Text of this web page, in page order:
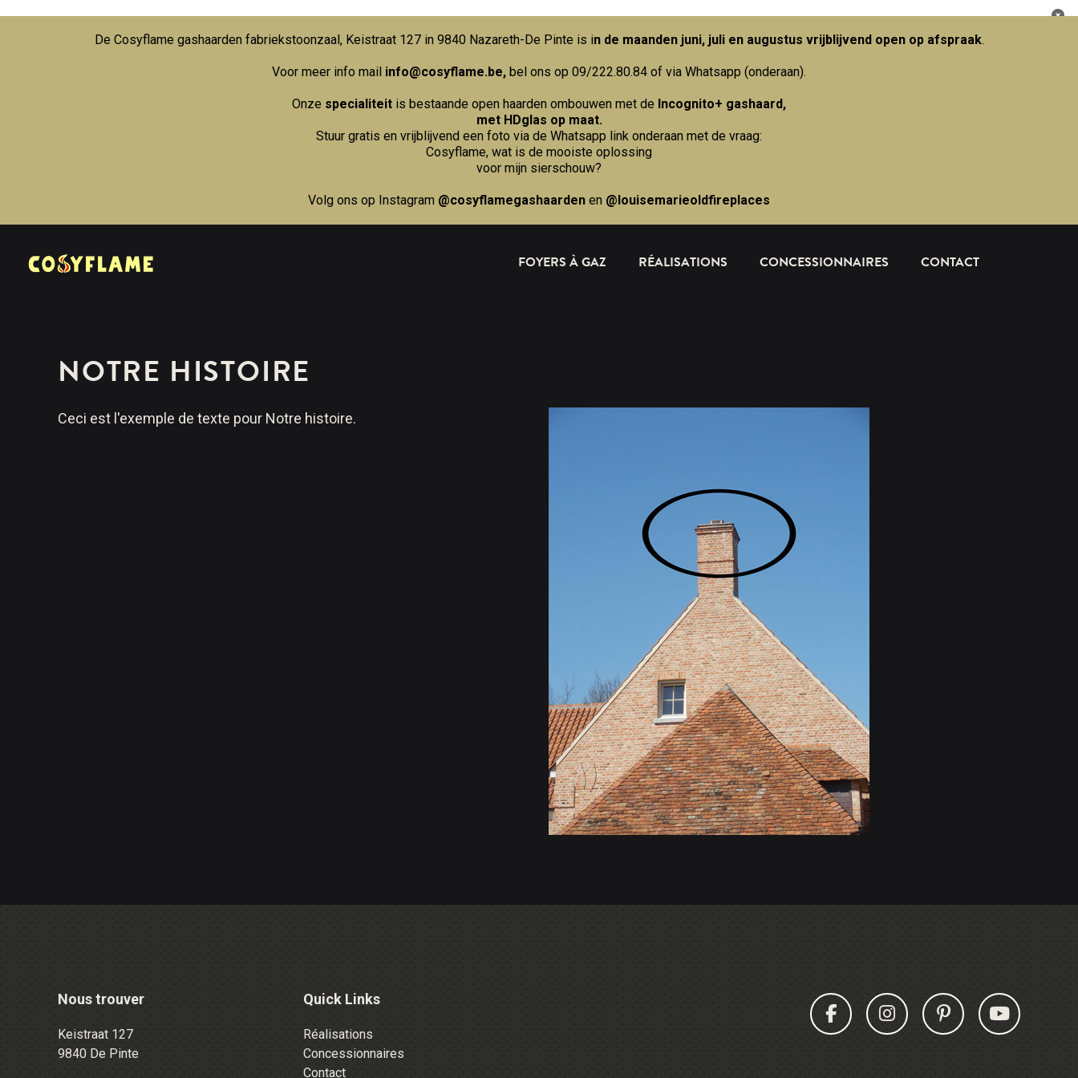
De Cosyflame gashaarden fabriekstoonzaal, Keistraat 127 in 9840 Nazareth-De Pinte is in de maanden juni, juli en augustus vrijblijvend open op afspraak.
Voor meer info mail info@cosyflame.be, bel ons op 09/222.80.84 of via Whatsapp (onderaan).
Onze specialiteit is bestaande open haarden ombouwen met de Incognito+ gashaard,
met HDglas op maat.
Stuur gratis en vrijblijvend een foto via de Whatsapp link onderaan met de vraag:
Cosyflame, wat is de mooiste oplossing
voor mijn sierschouw?
Volg ons op Instagram @cosyflamegashaarden en @louisemarieoldfireplaces
FOYERS À GAZ RÉALISATIONS CONCESSIONNAIRES CONTACT
NOTRE HISTOIRE
Ceci est l'exemple de texte pour Notre histoire.
Nous trouver
Keistraat 127
9840 De Pinte
Quick Links
Réalisations
Concessionnaires
Contact